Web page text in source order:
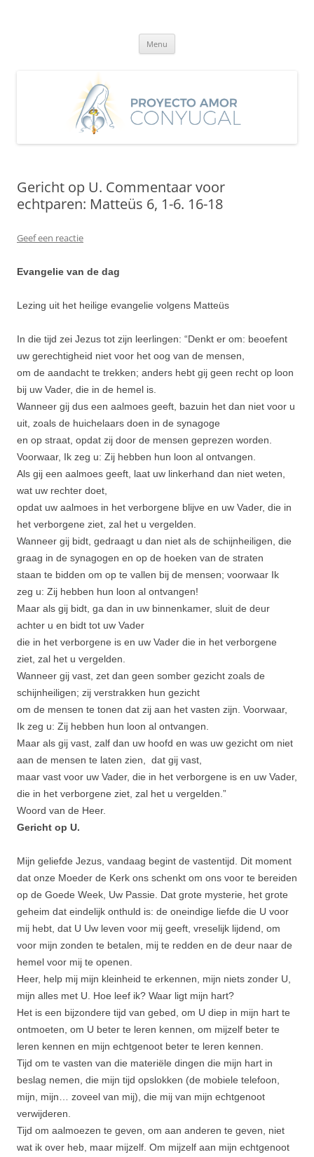
Menu
Gericht op U. Commentaar voor
echtparen: Matteüs 6, 1-6. 16-18
Geef een reactie
Evangelie van de dag
Lezing uit het heilige evangelie volgens Matteüs
In die tijd zei Jezus tot zijn leerlingen: “Denkt er om: beoefent
uw gerechtigheid niet voor het oog van de mensen,
om de aandacht te trekken; anders hebt gij geen recht op loon
bij uw Vader, die in de hemel is.
Wanneer gij dus een aalmoes geeft, bazuin het dan niet voor u
uit, zoals de huichelaars doen in de synagoge
en op straat, opdat zij door de mensen geprezen worden.
Voorwaar, Ik zeg u: Zij hebben hun loon al ontvangen.
Als gij een aalmoes geeft, laat uw linkerhand dan niet weten,
wat uw rechter doet,
opdat uw aalmoes in het verborgene blijve en uw Vader, die in
het verborgene ziet, zal het u vergel­den.
Wanneer gij bidt, gedraagt u dan niet als de schijnheiligen, die
graag in de synagogen en op de hoeken van de straten
staan te bidden om op te vallen bij de mensen; voorwaar Ik
zeg u: Zij hebben hun loon al ontvan­gen!
Maar als gij bidt, ga dan in uw binnenkamer, sluit de deur
achter u en bidt tot uw Vader
die in het verborge­ne is en uw Vader die in het verborge­ne
ziet, zal het u vergelden.
Wanneer gij vast, zet dan geen somber gezicht zoals de
schijnheiligen; zij verstrakken hun gezicht
om de mensen te tonen dat zij aan het vasten zijn. Voorwaar,
Ik zeg u: Zij hebben hun loon al ontvangen.
Maar als gij vast, zalf dan uw hoofd en was uw gezicht om niet
aan de mensen te laten zien, dat gij vast,
maar vast voor uw Vader, die in het verborgene is en uw Vader,
die in het verborgene ziet, zal het u vergelden.”
Woord van de Heer.
Gericht op U.
Mijn geliefde Jezus, vandaag begint de vastentijd. Dit moment
dat onze Moeder de Kerk ons schenkt om ons voor te bereiden
op de Goede Week, Uw Passie. Dat grote mysterie, het grote
geheim dat eindelijk onthuld is: de oneindige liefde die U voor
mij hebt, dat U Uw leven voor mij geeft, vreselijk lijdend, om
voor mijn zonden te betalen, mij te redden en de deur naar de
hemel voor mij te openen.
Heer, help mij mijn kleinheid te erkennen, mijn niets zonder U,
mijn alles met U. Hoe leef ik? Waar ligt mijn hart?
Het is een bijzondere tijd van gebed, om U diep in mijn hart te
ontmoeten, om U beter te leren kennen, om mijzelf beter te
leren kennen en mijn echtgenoot beter te leren kennen.
Tijd om te vasten van die materiële dingen die mijn hart in
beslag nemen, die mijn tijd opslokken (de mobiele telefoon,
mijn, mijn… zoveel van mij), die mij van mijn echtgenoot
verwijderen.
Tijd om aalmoezen te geven, om aan anderen te geven, niet
wat ik over heb, maar mijzelf. Om mijzelf aan mijn echtgenoot